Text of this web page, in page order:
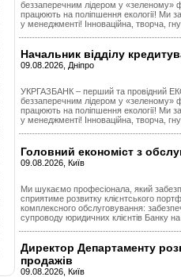
беззаперечним лідером у «зеленому»
працюють на поліпшення екології! Ми
у менеджменті! Інноваційна, творча,
Начальник відділу
09.08.2026, Дніпро
УКРГАЗБАНК – перший та провідний
беззаперечним лідером у «зеленому»
працюють на поліпшення екології! Ми
у менеджменті! Інноваційна, творча,
Головний економіст з
09.08.2026, Київ
Ми шукаємо професіонала, який
сприятиме розвитку клієнтського
комплексного обслуговування:
супроводу юридичних клієнтів Банку
Директор Департаменту
продажів
09.08.2026, Київ